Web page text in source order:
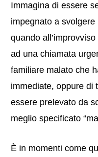
Immagina di essere
impegnato a
quando
ad una chiamata
familiare malato che
immediate, oppure di
essere prelevato da
meglio specificato
È in momenti come